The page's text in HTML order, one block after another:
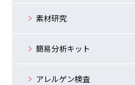
素材研究
簡易分析キット
アレルゲン検査